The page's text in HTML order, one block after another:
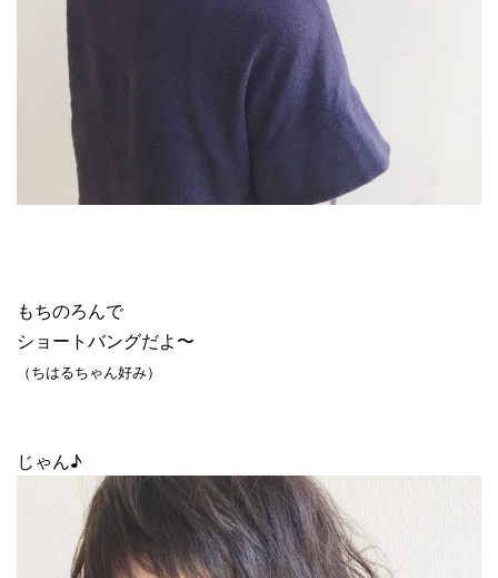
もちのろんで
ショートバングだよ〜
（ちはるちゃん好み）
じゃん♪